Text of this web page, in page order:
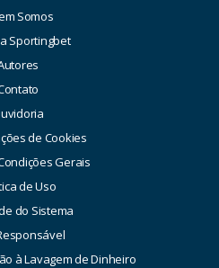
Somos
Sportingbet
de Cookies
Gerais
de Uso
do Sistema
à Lavagem de Dinheiro